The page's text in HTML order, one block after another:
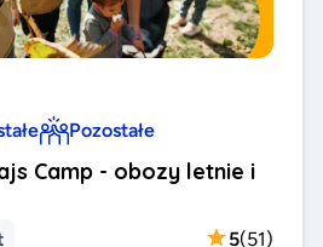
Pozostałe
Camp - obozy letnie i
5(51)